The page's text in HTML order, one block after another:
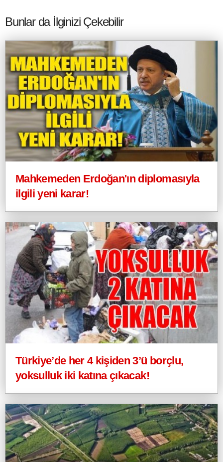
Bunlar da İlginizi Çekebilir
Mahkemeden Erdoğan'ın diplomasıyla
ilgili yeni karar!
Türkiye’de her 4 kişiden 3’ü borçlu,
yoksulluk iki katına çıkacak!